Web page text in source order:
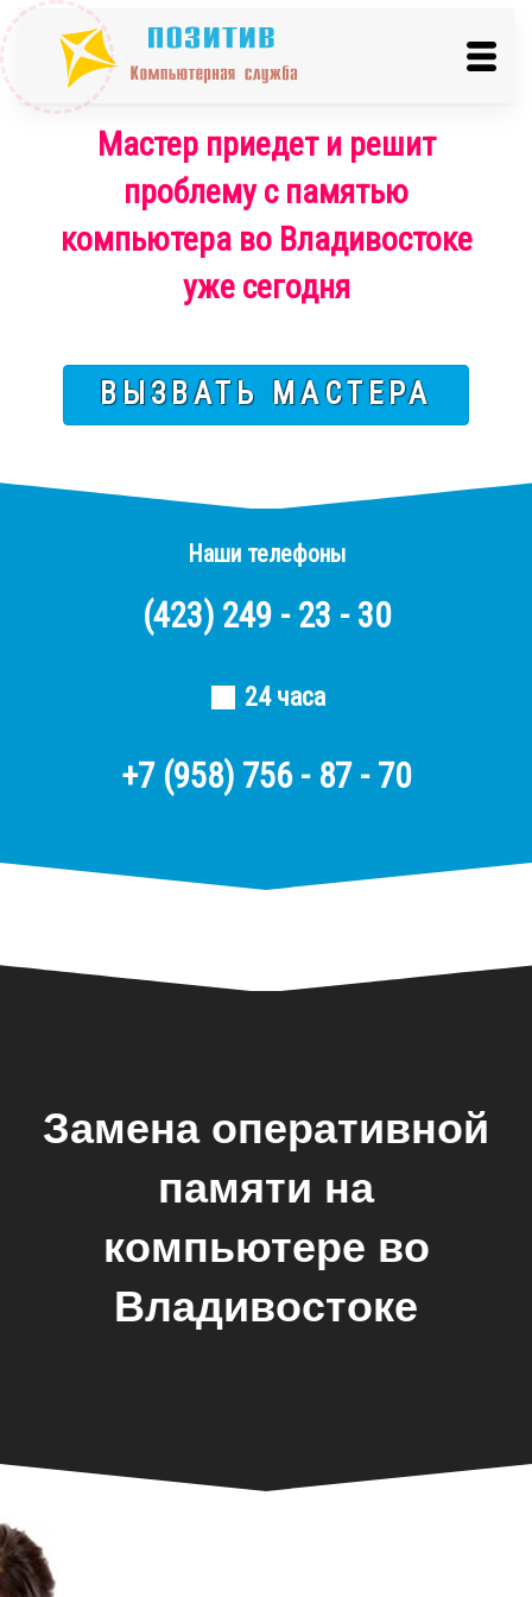
Мастер приедет и решит
проблему с памятью
компьютера во Владивостоке
уже сегодня
ВЫЗВАТЬ МАСТЕРА
Наши телефоны
(423) 249 - 23 - 30
24 часа
+7 (958) 756 - 87 - 70
Замена оперативной
памяти на
компьютере во
Владивостоке